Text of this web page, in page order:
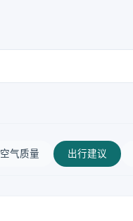
空气质量 出行建议